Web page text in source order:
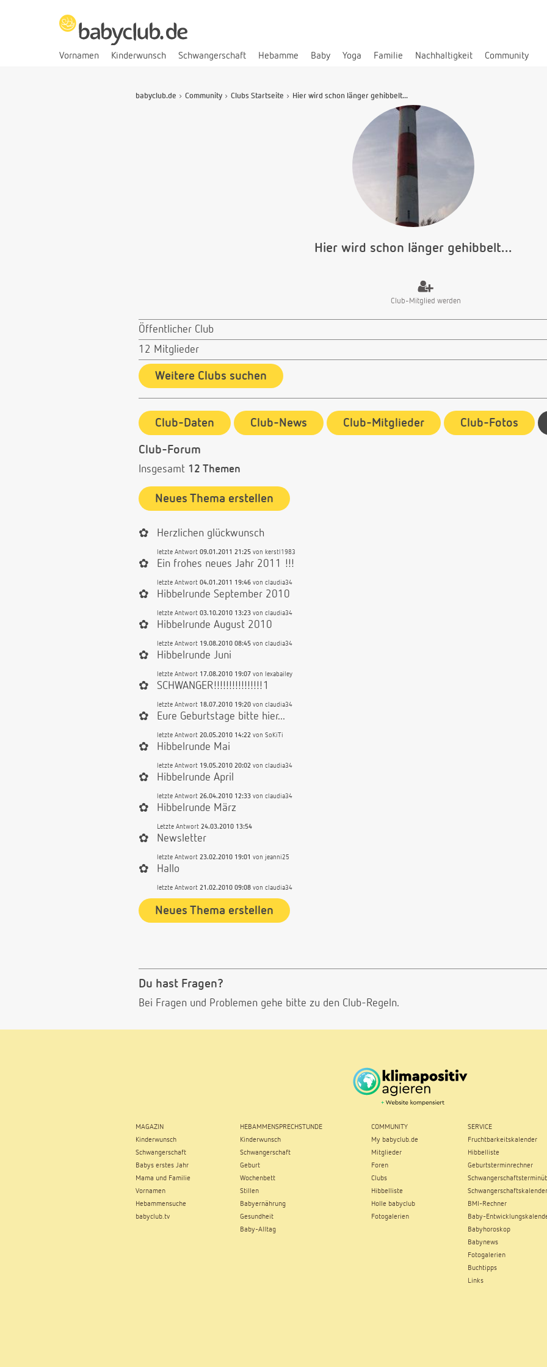
Vornamen Kinderwunsch Schwangerschaft Hebamme Baby Yoga Familie Nachhaltigkeit Community
babyclub.de Community Clubs Startseite Hier wird schon länger gehibbelt...
Hier wird schon länger gehibbelt...
Club-Mitglied werden
Öffentlicher Club
12 Mitglieder
Weitere Clubs suchen
Club-Daten Club-News Club-Mitglieder Club-Fotos
Club-Forum
Insgesamt 12 Themen
Neues Thema erstellen
✿ Herzlichen glückwunsch
letzte Antwort 09.01.2011 21:25 von kerstl1983
✿ Ein frohes neues Jahr 2011 !!!
letzte Antwort 04.01.2011 19:46 von claudia34
✿ Hibbelrunde September 2010
letzte Antwort 03.10.2010 13:23 von claudia34
✿ Hibbelrunde August 2010
letzte Antwort 19.08.2010 08:45 von claudia34
✿ Hibbelrunde Juni
letzte Antwort 17.08.2010 19:07 von lexabailey
✿ SCHWANGER!!!!!!!!!!!!!!!!1
letzte Antwort 18.07.2010 19:20 von claudia34
✿ Eure Geburtstage bitte hier...
letzte Antwort 20.05.2010 14:22 von SoKiTi
✿ Hibbelrunde Mai
letzte Antwort 19.05.2010 20:02 von claudia34
✿ Hibbelrunde April
letzte Antwort 26.04.2010 12:33 von claudia34
✿ Hibbelrunde März
Letzte Antwort 24.03.2010 13:54
✿ Newsletter
letzte Antwort 23.02.2010 19:01 von jeanni25
✿ Hallo
letzte Antwort 21.02.2010 09:08 von claudia34
Neues Thema erstellen
Du hast Fragen?
Bei Fragen und Problemen gehe bitte zu den Club-Regeln.
MAGAZIN
Kinderwunsch
Schwangerschaft
Babys erstes Jahr
Mama und Familie
Vornamen
Hebammensuche
babyclub.tv
HEBAMMENSPRECHSTUNDE
Kinderwunsch
Schwangerschaft
Geburt
Wochenbett
Stillen
Babyernährung
Gesundheit
Baby-Alltag
COMMUNITY
My babyclub.de
Mitglieder
Foren
Clubs
Hibbelliste
Holle babyclub
Fotogalerien
SERVICE
Fruchtbarkeitskalender
Hibbelliste
Geburtsterminrechner
Schwangerschaftskalender
BMI-Rechner
Baby-
Babyhoroskop
Babynews
Fotogalerien
Buchtipps
Links